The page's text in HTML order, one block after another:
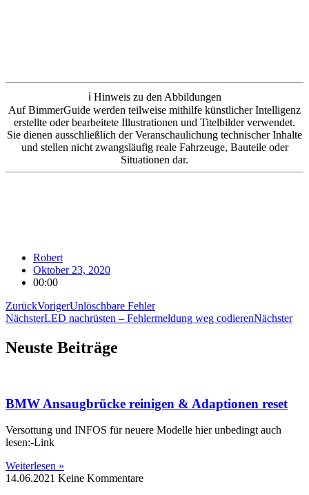
ℹ️ Hinweis zu den Abbildungen
Auf BimmerGuide werden teilweise mithilfe künstlicher Intelligenz
erstellte oder bearbeitete Illustrationen und Titelbilder verwendet.
Sie dienen ausschließlich der Veranschaulichung technischer Inhalte
und stellen nicht zwangsläufig reale Fahrzeuge, Bauteile oder
Situationen dar.
Robert
Oktober 23, 2020
00:00
ZurückVorigerUnlöschbare Fehler
NächsterLED nachrüsten – Fehlermeldung weg codierenNächster
Neuste Beiträge
BMW Ansaugbrücke reinigen & Adaptionen reset
Versottung und INFOS für neuere Modelle hier unbedingt auch
lesen:-Link
Weiterlesen »
14.06.2021 Keine Kommentare